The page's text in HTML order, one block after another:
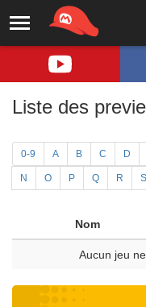
Liste des
0-9 A B C D
N O P Q R S
Nom
Aucun jeu